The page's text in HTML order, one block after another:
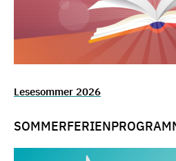
Lesesommer 2026